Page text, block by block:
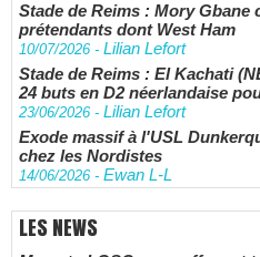
Stade de Reims : Mory
prétendants dont West Ham
10/07/2026 - Lilian Lefort
Stade de Reims : El Kachati
24 buts en D2 néerlandaise
23/06/2026 - Lilian Lefort
Exode massif à l'USL
chez les Nordistes
14/06/2026 - Ewan L-L
LES NEWS